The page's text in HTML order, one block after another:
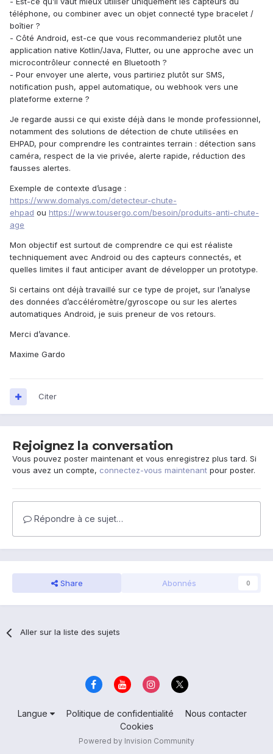
téléphone, ou combiner avec un objet connecté type bracelet /
boîtier ?
- Côté Android, est-ce que vous recommanderiez plutôt une
application native Kotlin/Java, Flutter, ou une approche avec un
microcontrôleur connecté en Bluetooth ?
- Pour envoyer une alerte, vous partiriez plutôt sur SMS,
notification push, appel automatique, ou webhook vers une
plateforme externe ?
Je regarde aussi ce qui existe déjà dans le monde professionnel,
notamment des solutions de détection de chute utilisées en
EHPAD, pour comprendre les contraintes terrain : détection sans
caméra, respect de la vie privée, alerte rapide, réduction des
fausses alertes.
Exemple de contexte d’usage :
https://www.domalys.com/detecteur-chute-
ehpad ou https://www.tousergo.com/besoin/produits-anti-chute-
age
Mon objectif est surtout de comprendre ce qui est réaliste
techniquement avec Android ou des capteurs connectés, et
quelles limites il faut anticiper avant de développer un prototype.
Si certains ont déjà travaillé sur ce type de projet, sur l’analyse
des données d’accéléromètre/gyroscope ou sur les alertes
automatiques Android, je suis preneur de vos retours.
Merci d’avance.
Maxime Gardo
Citer
Rejoignez la conversation
Vous pouvez poster maintenant et vous enregistrez plus tard. Si
vous avez un compte, connectez-vous maintenant pour poster.
Répondre à ce sujet…
Share Abonnés 0
Aller sur la liste des sujets
Langue Politique de confidentialité
Nous contacter
Cookies
Powered by Invision Community